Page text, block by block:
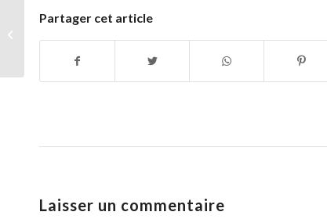
Partager cet article
Laisser un commentaire
Les clés du succès pour optimiser la
rentabilité d’un site e-commerce